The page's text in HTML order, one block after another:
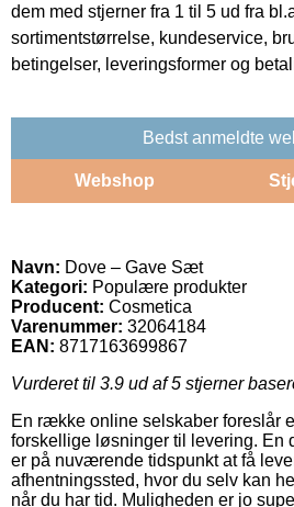
dem med stjerner fra 1 til 5 ud fra
sortimentstørrelse, kundeservice,
betingelser, leveringsformer og
Bedst anmeldte
Webshop
Navn: Dove – Gave Sæt
Kategori: Populære produkter
Producent: Cosmetica
Varenummer: 32064184
EAN: 8717163699867
Vurderet til 3.9 ud af 5 stjerner
En række online selskaber foreslår
forskellige løsninger til levering. En
er på nuværende tidspunkt at få
afhentningssted, hvor du selv kan
når du har tid. Muligheden er jo